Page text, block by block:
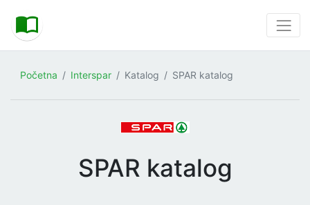
Početna Interspar Katalog SPAR katalog
SPAR katalog